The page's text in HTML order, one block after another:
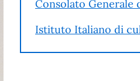
Consolato Generale
Istituto Italiano di